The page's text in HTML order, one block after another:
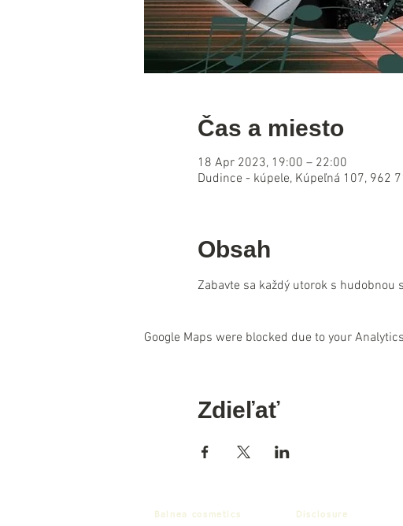
Čas a miesto
18 Apr 2023, 19:00 – 22:00
Dudince - kúpele, Kúpeľná 107, 962
Obsah
Zabavte sa každý utorok s
Google Maps were blocked due to your
Zdieľať
Balnea cosmetics Disclosure